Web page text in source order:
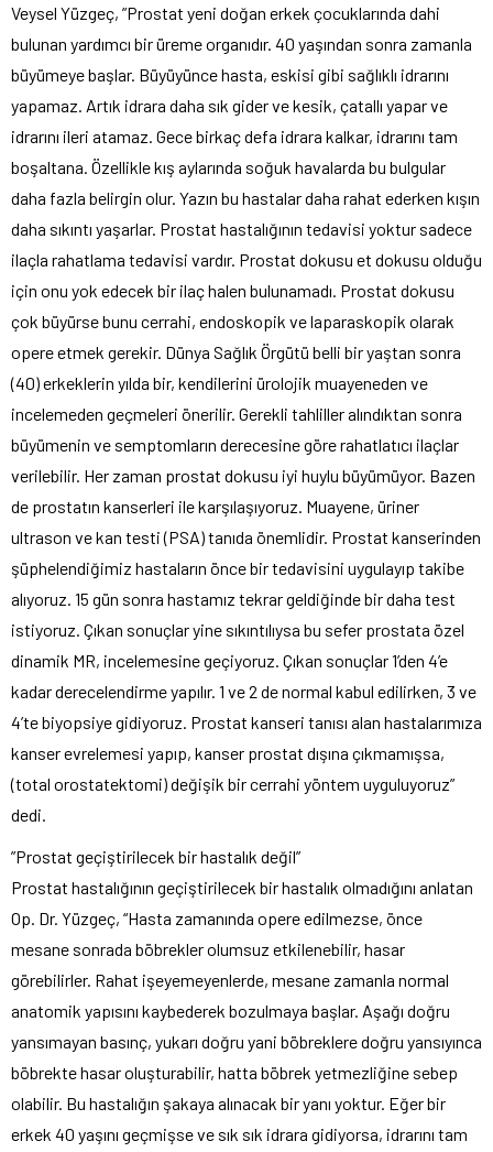
Veysel Yüzgeç, ”Prostat yeni doğan erkek çocuklarında dahi
bulunan yardımcı bir üreme organıdır. 40 yaşından sonra zamanla
büyümeye başlar. Büyüyünce hasta, eskisi gibi sağlıklı idrarını
yapamaz. Artık idrara daha sık gider ve kesik, çatallı yapar ve
idrarını ileri atamaz. Gece birkaç defa idrara kalkar, idrarını tam
boşaltana. Özellikle kış aylarında soğuk havalarda bu bulgular
daha fazla belirgin olur. Yazın bu hastalar daha rahat ederken kışın
daha sıkıntı yaşarlar. Prostat hastalığının tedavisi yoktur sadece
ilaçla rahatlama tedavisi vardır. Prostat dokusu et dokusu olduğu
için onu yok edecek bir ilaç halen bulunamadı. Prostat dokusu
çok büyürse bunu cerrahi, endoskopik ve laparaskopik olarak
opere etmek gerekir. Dünya Sağlık Örgütü belli bir yaştan sonra
(40) erkeklerin yılda bir, kendilerini ürolojik muayeneden ve
incelemeden geçmeleri önerilir. Gerekli tahliller alındıktan sonra
büyümenin ve semptomların derecesine göre rahatlatıcı ilaçlar
verilebilir. Her zaman prostat dokusu iyi huylu büyümüyor. Bazen
de prostatın kanserleri ile karşılaşıyoruz. Muayene, üriner
ultrason ve kan testi (PSA) tanıda önemlidir. Prostat kanserinden
şüphelendiğimiz hastaların önce bir tedavisini uygulayıp takibe
alıyoruz. 15 gün sonra hastamız tekrar geldiğinde bir daha test
istiyoruz. Çıkan sonuçlar yine sıkıntılıysa bu sefer prostata özel
dinamik MR, incelemesine geçiyoruz. Çıkan sonuçlar 1’den 4’e
kadar derecelendirme yapılır. 1 ve 2 de normal kabul edilirken, 3 ve
4’te biyopsiye gidiyoruz. Prostat kanseri tanısı alan hastalarımıza
kanser evrelemesi yapıp, kanser prostat dışına çıkmamışsa,
(total orostatektomi) değişik bir cerrahi yöntem uyguluyoruz”
dedi.
”Prostat geçiştirilecek bir hastalık değil”
Prostat hastalığının geçiştirilecek bir hastalık olmadığını anlatan
Op. Dr. Yüzgeç, “Hasta zamanında opere edilmezse, önce
mesane sonrada böbrekler olumsuz etkilenebilir, hasar
görebilirler. Rahat işeyemeyenlerde, mesane zamanla normal
anatomik yapısını kaybederek bozulmaya başlar. Aşağı doğru
yansımayan basınç, yukarı doğru yani böbreklere doğru yansıyınca
böbrekte hasar oluşturabilir, hatta böbrek yetmezliğine sebep
olabilir. Bu hastalığın şakaya alınacak bir yanı yoktur. Eğer bir
erkek 40 yaşını geçmişse ve sık sık idrara gidiyorsa, idrarını tam